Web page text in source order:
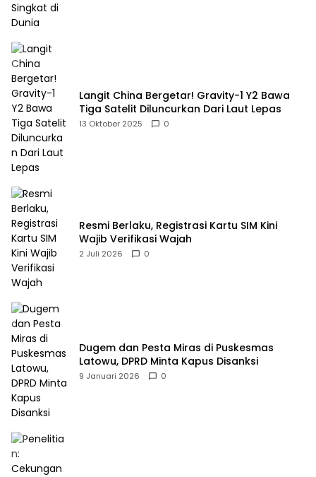
Langit China Bergetar! Gravity-1 Y2 Bawa
Tiga Satelit Diluncurkan Dari Laut Lepas
13 Oktober 2025 0
Resmi Berlaku, Registrasi Kartu SIM Kini
Wajib Verifikasi Wajah
2 Juli 2026 0
Dugem dan Pesta Miras di Puskesmas
Latowu, DPRD Minta Kapus Disanksi
9 Januari 2026 0